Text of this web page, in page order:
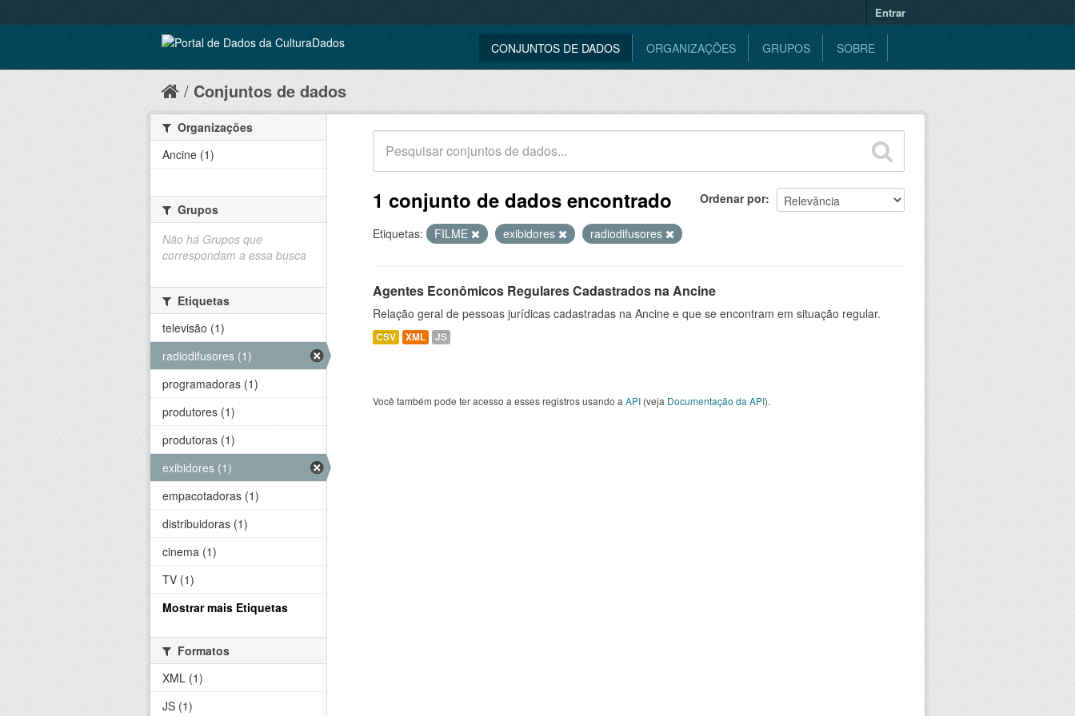
Entrar
CONJUNTOS DE DADOS ORGANIZAÇÕES GRUPOS SOBRE
Conjuntos de dados
Ordenar por
1 conjunto de dados encontrado
Etiquetas: FILME exibidores radiodifusores
Agentes Econômicos Regulares Cadastrados na Ancine
Relação geral de pessoas jurídicas cadastradas na Ancine e que se encontram em situação regular.
CSV XML JS
Você também pode ter acesso a esses registros usando a API (veja Documentação da API).
Organizações
Ancine (1)
Grupos
Não há Grupos que
correspondam a essa busca
Etiquetas
televisão (1)
radiodifusores (1)
programadoras (1)
produtores (1)
produtoras (1)
exibidores (1)
empacotadoras (1)
distribuidoras (1)
cinema (1)
TV (1)
Mostrar mais Etiquetas
Formatos
XML (1)
JS (1)